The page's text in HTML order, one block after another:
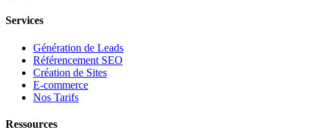
Services
Génération de Leads
Référencement SEO
Création de Sites
E-commerce
Nos Tarifs
Ressources